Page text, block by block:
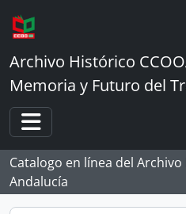
Skip to main content
Archivo Histórico
Memoria y Futuro del
Toggle navigation
Catalogo en línea del
Andalucía